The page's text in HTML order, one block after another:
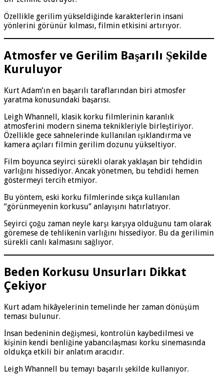
Özellikle gerilim yükseldiğinde karakterlerin insani
yönlerini görünür kılması, filmin etkisini artırıyor.
Atmosfer ve Gerilim Başarılı Şekilde
Kuruluyor
Kurt Adam’ın en başarılı taraflarından biri atmosfer
yaratma konusundaki başarısı.
Leigh Whannell, klasik korku filmlerinin karanlık
atmosferini modern sinema teknikleriyle birleştiriyor.
Özellikle gece sahnelerinde kullanılan ışıklandırma ve
kamera açıları filmin gerilim dozunu yükseltiyor.
Film boyunca seyirci sürekli olarak yaklaşan bir tehdidin
varlığını hissediyor. Ancak yönetmen, bu tehdidi hemen
göstermeyi tercih etmiyor.
Bu yöntem, eski korku filmlerinde sıkça kullanılan
“görünmeyenin korkusu” anlayışını hatırlatıyor.
Seyirci çoğu zaman neyle karşı karşıya olduğunu tam olarak
göremese de tehlikenin varlığını hissediyor. Bu da gerilimin
sürekli canlı kalmasını sağlıyor.
Beden Korkusu Unsurları Dikkat
Çekiyor
Kurt adam hikâyelerinin temelinde her zaman dönüşüm
teması bulunur.
İnsan bedeninin değişmesi, kontrolün kaybedilmesi ve
kişinin kendi benliğine yabancılaşması korku sinemasında
oldukça etkili bir anlatım aracıdır.
Leigh Whannell bu temayı başarılı şekilde kullanıyor.